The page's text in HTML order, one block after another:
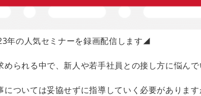
年の人気セミナーを録画配信します◢
られる中で、新人や若手社員との接し方に悩ん
ついては妥協せずに指導していく必要がありま